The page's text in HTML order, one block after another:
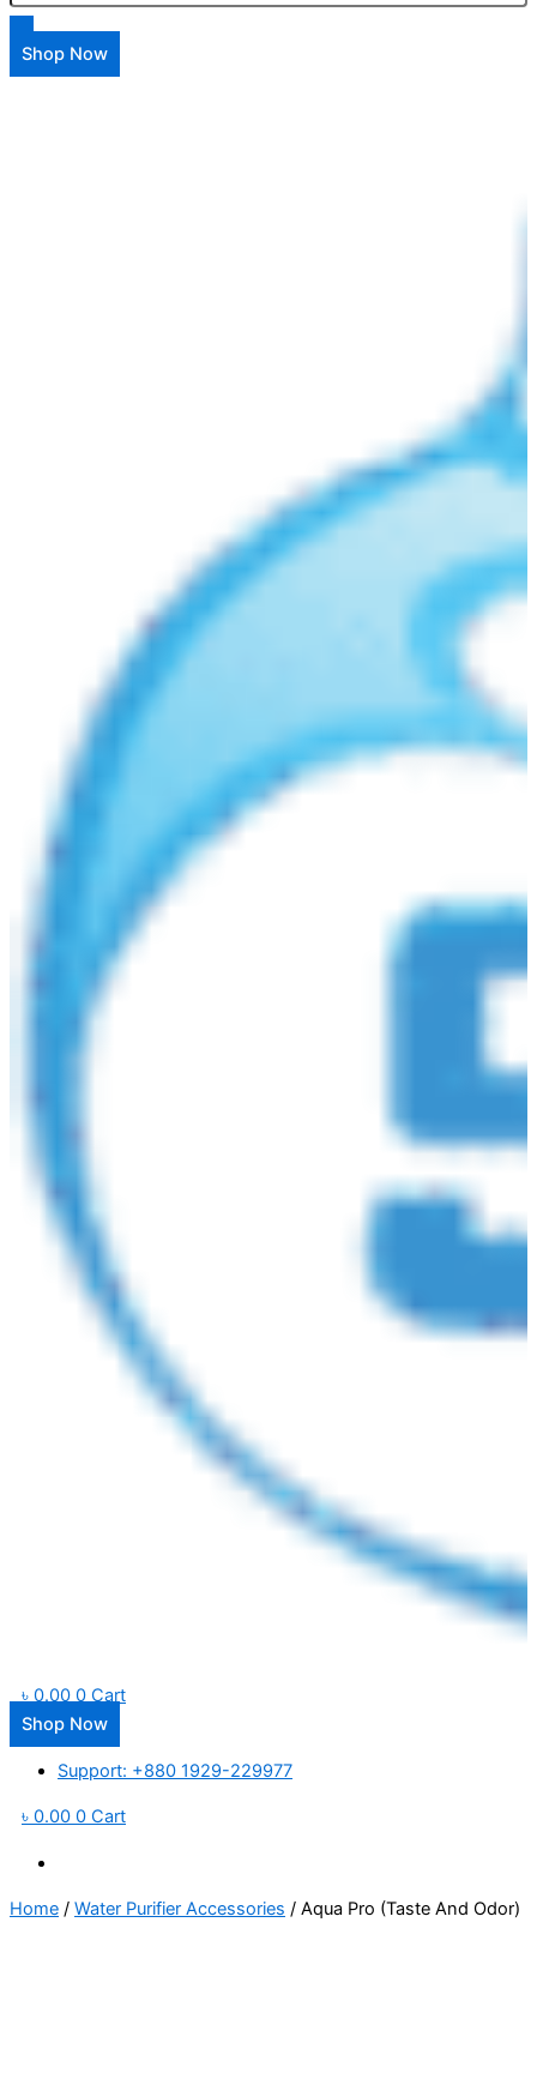
Shop Now
৳ 0.00 0 Cart
Shop Now
Support: +880 1929-229977
৳ 0.00 0 Cart
Home / Water Purifier Accessories / Aqua Pro (Taste And Odor)